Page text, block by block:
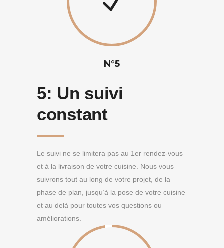
N°5
5: Un suivi
constant
Le suivi ne se limitera pas au 1er rendez-vous
et à la livraison de votre cuisine. Nous vous
suivrons tout au long de votre projet, de la
phase de plan, jusqu’à la pose de votre cuisine
et au delà pour toutes vos questions ou
améliorations.